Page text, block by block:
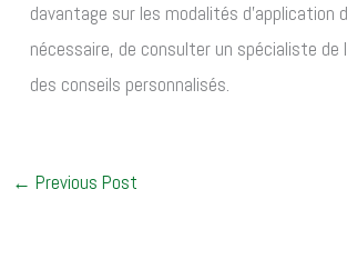
davantage sur les modalités d’application
nécessaire, de consulter un spécialiste de
des conseils personnalisés.
← Previous Post